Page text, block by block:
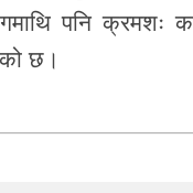
पनि क्रमशः
छ।